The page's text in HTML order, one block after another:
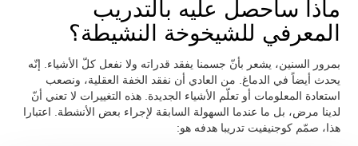
ماذا سأحصل عليه بالتدريب
المعرفي للشيخوخة النشيطة؟
بمرور السنين، يشعر بأنّ جسمنا يفقد قدراته ولا نفعل كلّ الأشياء. إنّه
يحدث أيضاً في الدماغ. من العادي أن نفقد الخفة العقلية، ونصعب
استعادة المعلومات أو تعلّم الأشياء الجديدة. هذه التغييرات لا تعني أنّ
لدينا مرض، بل ما عندما السهولة السابقة لإجراء بعض الأنشطة. اعتبارا
هذا، صمّم كوجنيفيت تدريبا هدفه هو: